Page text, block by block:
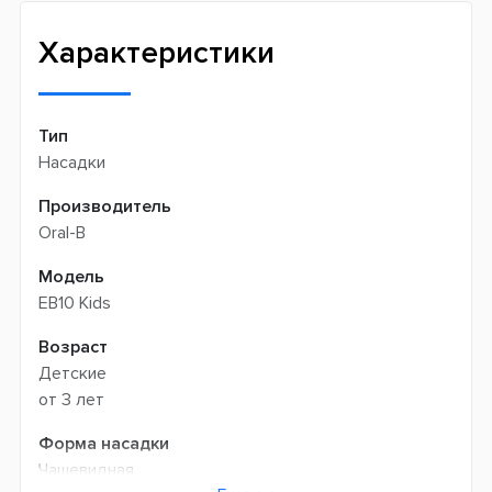
Характеристики
Тип
Насадки
Производитель
Oral-B
Модель
EB10 Kids
Возраст
Детские
от 3 лет
Форма насадки
Чашевидная